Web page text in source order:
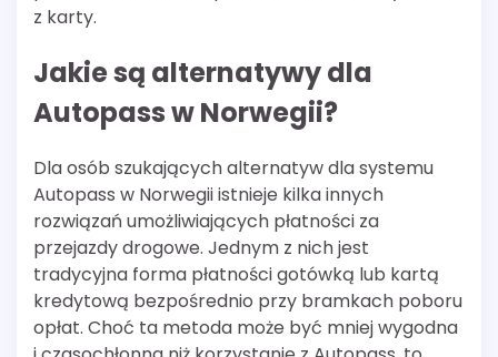
z karty.
Jakie są alternatywy dla
Autopass w Norwegii?
Dla osób szukających alternatyw dla systemu
Autopass w Norwegii istnieje kilka innych
rozwiązań umożliwiających płatności za
przejazdy drogowe. Jednym z nich jest
tradycyjna forma płatności gotówką lub kartą
kredytową bezpośrednio przy bramkach poboru
opłat. Choć ta metoda może być mniej wygodna